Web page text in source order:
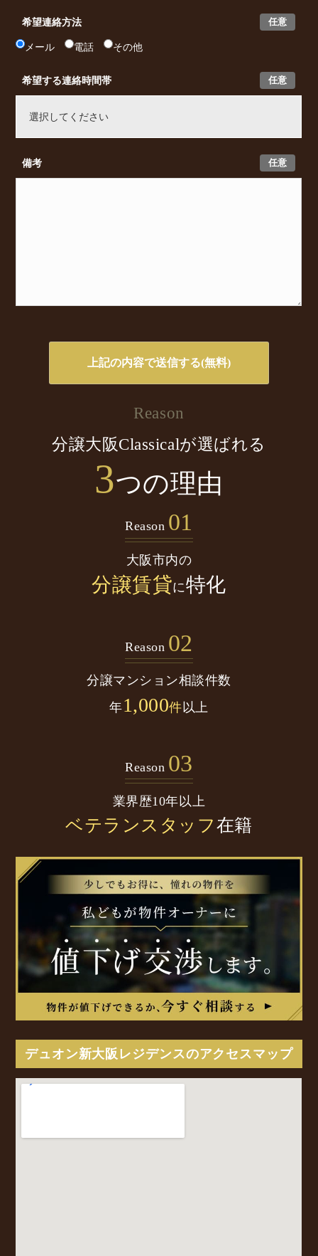
任意
希望連絡方法
メール 電話 その他
任意
希望する連絡時間帯
任意
備考
Reason
分譲大阪Classicalが選ばれる
3つの理由
Reason 01
大阪市内の
分譲賃貸に特化
Reason 02
分譲マンション相談件数
年1,000件以上
Reason 03
業界歴10年以上
ベテランスタッフ在籍
デュオン新大阪レジデンスのアクセスマップ